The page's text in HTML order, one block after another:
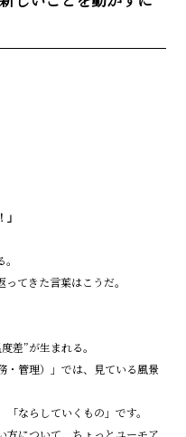
てきた言葉はこうだ。
差”が生まれる。
・管理）」では、見ている風景
ならしていくもの」です。
方について、ちょっとユーモア